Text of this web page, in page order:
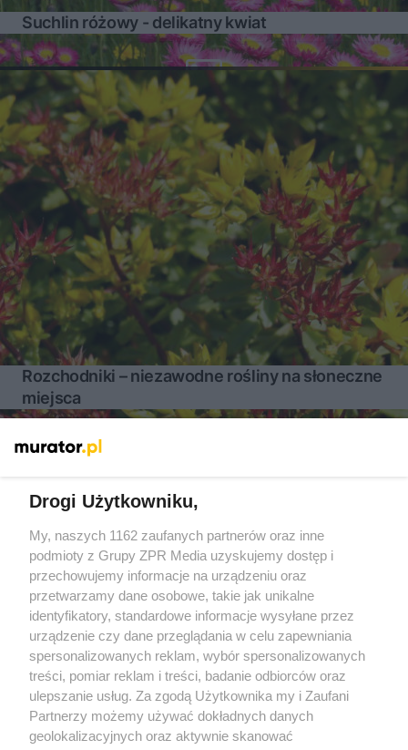
Suchlin różowy - delikatny kwiat
Rozchodniki – niezawodne rośliny na słoneczne
miejsca
Żaden utwór zamieszczony w serwisie nie może być powielany i
rozpowszechniany lub dalej rozpowszechniany w jakikolwiek
sposób (w tym także elektroniczny lub mechaniczny) na
jakimkolwiek polu eksploatacji w jakiejkolwiek formie, włącznie z
umieszczaniem w Internecie bez pisemnej zgody właściciela praw.
Jakiekolwiek użycie lub wykorzystanie utworów w całości lub w
części z naruszeniem prawa, tzn. bez właściwej zgody, jest
zabronione pod groźbą kary i może być ścigane prawnie.
Drogi Użytkowniku,
My, naszych 1162 zaufanych partnerów oraz inne
podmioty z Grupy ZPR Media uzyskujemy dostęp i
przechowujemy informacje na urządzeniu oraz
przetwarzamy dane osobowe, takie jak unikalne
identyfikatory, standardowe informacje wysyłane przez
urządzenie czy dane przeglądania w celu zapewniania
spersonalizowanych reklam, wybór spersonalizowanych
treści, pomiar reklam i treści, badanie odbiorców oraz
ulepszanie usług. Za zgodą Użytkownika my i Zaufani
Partnerzy możemy używać dokładnych danych
geolokalizacyjnych oraz aktywnie skanować